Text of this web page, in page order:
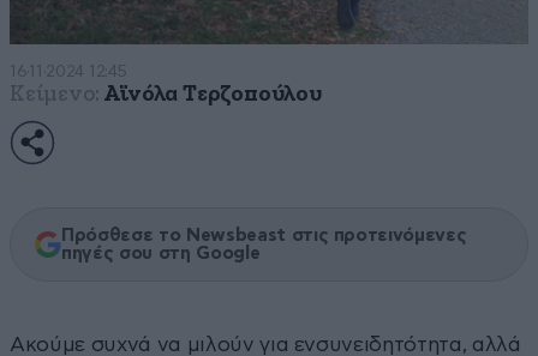
16·11·2024 12:45
Κείμενο: Αϊνόλα Τερζοπούλου
Πρόσθεσε το Newsbeast στις προτεινόμενες
πηγές σου στη Google
Ακούμε συχνά να μιλούν για ενσυνειδητότητα, αλλά